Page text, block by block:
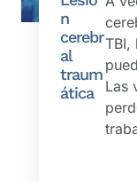
n
cerebr
al
traum
ática
TBI,
Las